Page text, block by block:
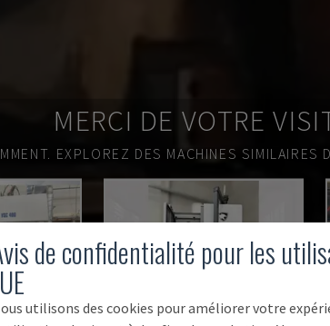
MERCI DE VOTRE
EXPLOREZ DES MACHINES SIMILAIRES
de confidentialité pour les
utilisons des cookies pour améliorer votre